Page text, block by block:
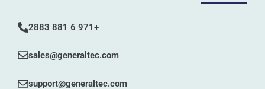
+971 6 881 2883
sales@generaltec.com
support@generaltec.com